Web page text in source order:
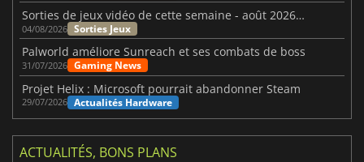
Sorties de jeux vidéo de cette semaine - août 2026 (semaine 32)
04/08/2026 Sorties Jeux
Palworld améliore Sunreach et ses combats de boss
31/07/2026 Gaming News
Projet Helix : Microsoft pourrait abandonner Steam
29/07/2026 Actualités Hardware
ACTUALITÉS, BONS PLANS